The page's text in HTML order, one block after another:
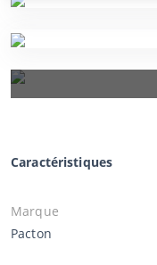
Caractéristiques
Marque
Pacton